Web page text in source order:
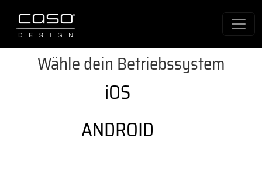
Wähle dein Betriebssystem
iOS
ANDROID